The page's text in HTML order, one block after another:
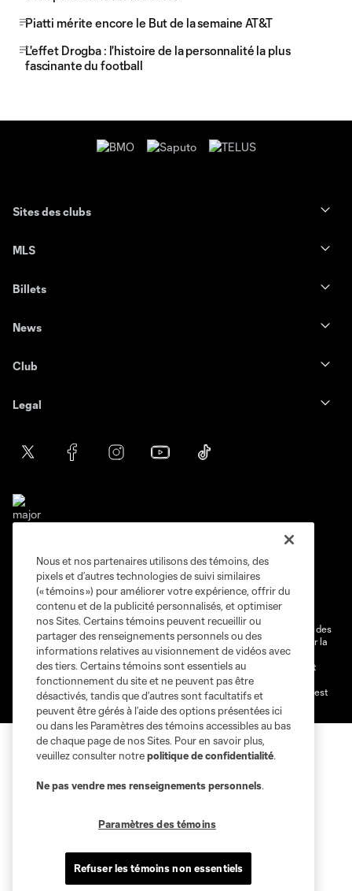
Piatti mérite encore le But de la semaine AT&T
L'effet Drogba : l'histoire de la personnalité la plus
fascinante du football
Sites des clubs
MLS
Billets
News
Club
Legal
Conditions d'utilisation
Politique de confidentialité
Ne vendez pas et ne partagez pas mes information personnelles.
Paramètres des témoins
@2026 MLS. Le nom et l'écusson Major League Soccer et MLS sont des
marques déposées de Major League Soccer, LLC (“MLS”) protégés par la
loi. Les noms et les logos des différentes équipes de MLS sont des
marques déposées ou des marques de droit commun de MLS ou sont
utilisées avec l’autorisation ou l'accord tacite préalable de leurs
propriétaires. Toute l’utilisation de leurs noms et logos non-autorisée est
par conséquent prohibée est interdite.
Nous et nos partenaires utilisons des témoins, des
pixels et d’autres technologies de suivi similaires
(« témoins ») pour améliorer votre expérience, offrir du
contenu et de la publicité personnalisés, et optimiser
nos Sites. Certains témoins peuvent recueillir ou
partager des renseignements personnels ou des
informations relatives au visionnement de vidéos avec
des tiers. Certains témoins sont essentiels au
fonctionnement du site et ne peuvent pas être
désactivés, tandis que d’autres sont facultatifs et
peuvent être gérés à l’aide des options présentées ici
ou dans les Paramètres des témoins accessibles au bas
de chaque page de nos Sites. Pour en savoir plus,
veuillez consulter notrepolitique de confidentialité.
Ne pas vendre mes renseignements personnels.
Paramètres des témoins
Refuser les témoins non essentiels